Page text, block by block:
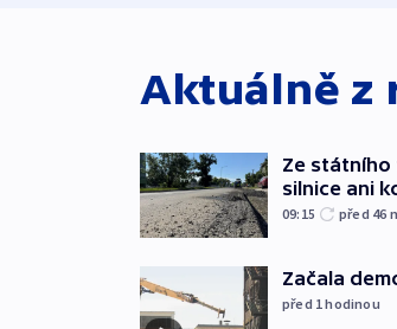
Aktuálně z
Ze
silnice ani
09:15 před 46
Začala
před 1hodinou